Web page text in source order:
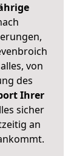
von
des
Ihrer
sicher
an